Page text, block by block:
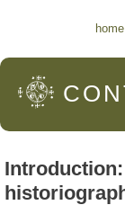
home